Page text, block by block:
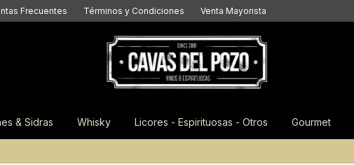
Frecuentes Términos y Condiciones Venta Mayorista
& Sidras Whisky Licores - Espirituosas - Otros Gourmet